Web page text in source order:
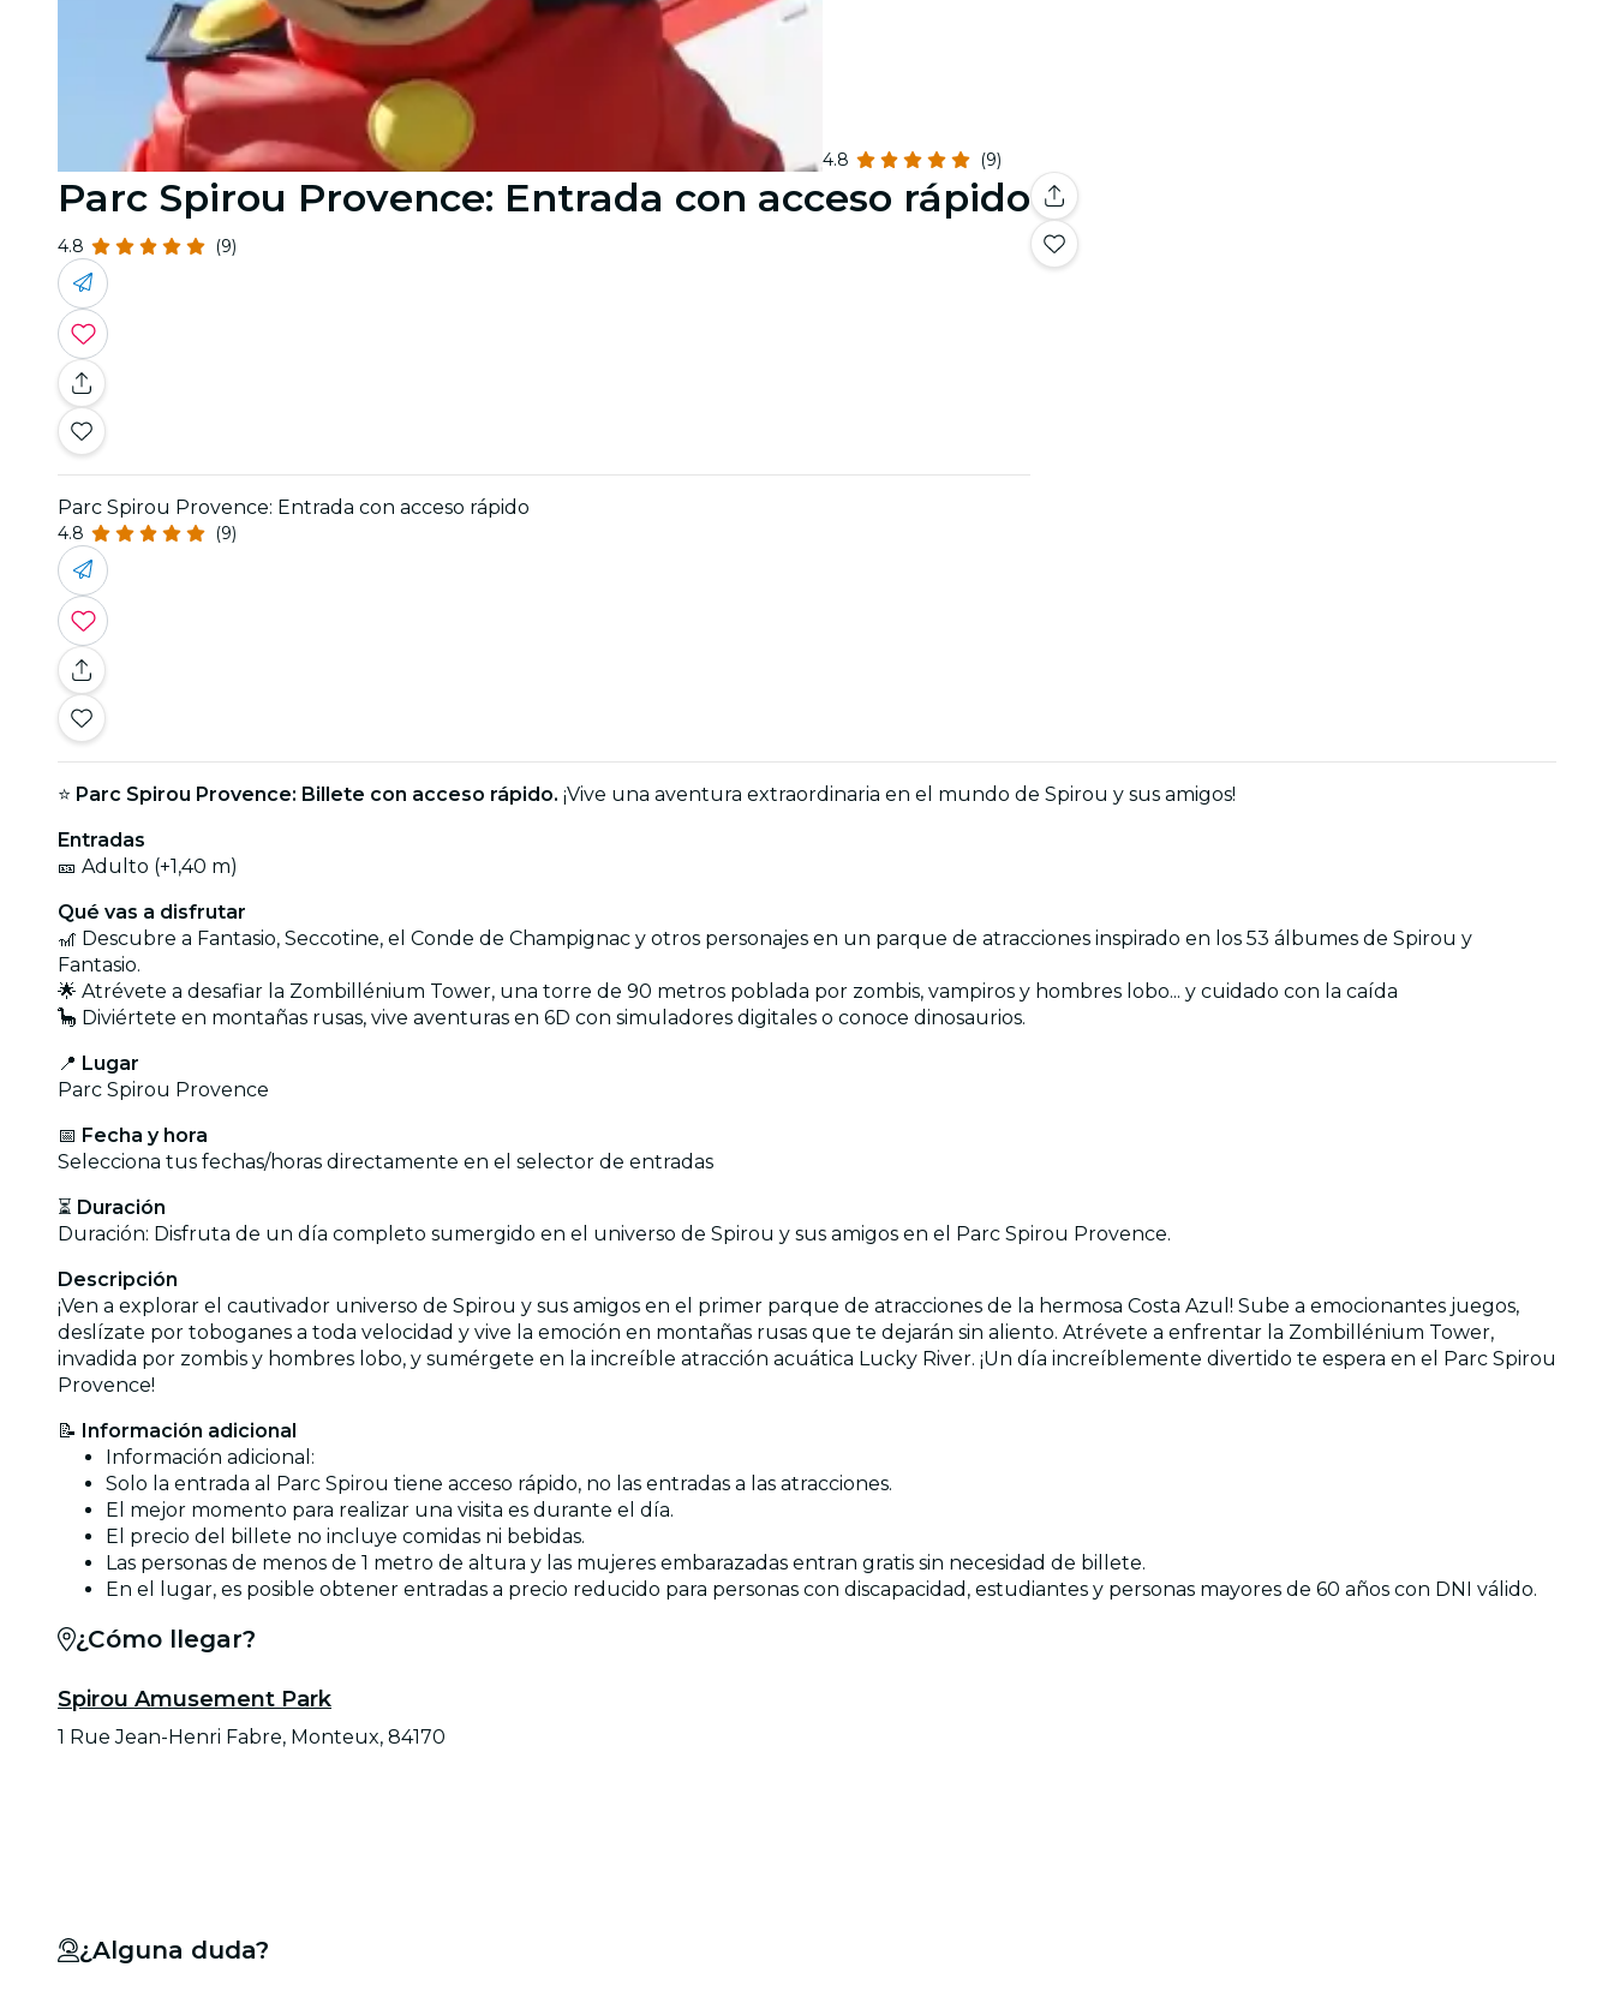
4.8 (9)
Parc Spirou Provence: Entrada con acceso rápido
4.8 (9)
Parc Spirou Provence: Entrada con acceso rápido
4.8 (9)
⭐ Parc Spirou Provence: Billete con acceso rápido. ¡Vive una aventura extraordinaria en el mundo de Spirou y sus amigos!
Entradas
🎫 Adulto (+1,40 m)
Qué vas a disfrutar
🎢 Descubre a Fantasio, Seccotine, el Conde de Champignac y otros personajes en un parque de atracciones inspirado en los 53 álbumes de Spirou y
Fantasio.
🌟 Atrévete a desafiar la Zombillénium Tower, una torre de 90 metros poblada por zombis, vampiros y hombres lobo... y cuidado con la caída
🦕 Diviértete en montañas rusas, vive aventuras en 6D con simuladores digitales o conoce dinosaurios.
📍 Lugar
Parc Spirou Provence
📅 Fecha y hora
Selecciona tus fechas/horas directamente en el selector de entradas
⏳ Duración
Duración: Disfruta de un día completo sumergido en el universo de Spirou y sus amigos en el Parc Spirou Provence.
Descripción
¡Ven a explorar el cautivador universo de Spirou y sus amigos en el primer parque de atracciones de la hermosa Costa Azul! Sube a emocionantes juegos,
deslízate por toboganes a toda velocidad y vive la emoción en montañas rusas que te dejarán sin aliento. Atrévete a enfrentar la Zombillénium Tower,
invadida por zombis y hombres lobo, y sumérgete en la increíble atracción acuática Lucky River. ¡Un día increíblemente divertido te espera en el Parc Spirou
Provence!
📝 Información adicional
Información adicional:
Solo la entrada al Parc Spirou tiene acceso rápido, no las entradas a las atracciones.
El mejor momento para realizar una visita es durante el día.
El precio del billete no incluye comidas ni bebidas.
Las personas de menos de 1 metro de altura y las mujeres embarazadas entran gratis sin necesidad de billete.
En el lugar, es posible obtener entradas a precio reducido para personas con discapacidad, estudiantes y personas mayores de 60 años con DNI válido.
¿Cómo llegar?
Spirou Amusement Park
1 Rue Jean-Henri Fabre, Monteux, 84170
¿Alguna duda?